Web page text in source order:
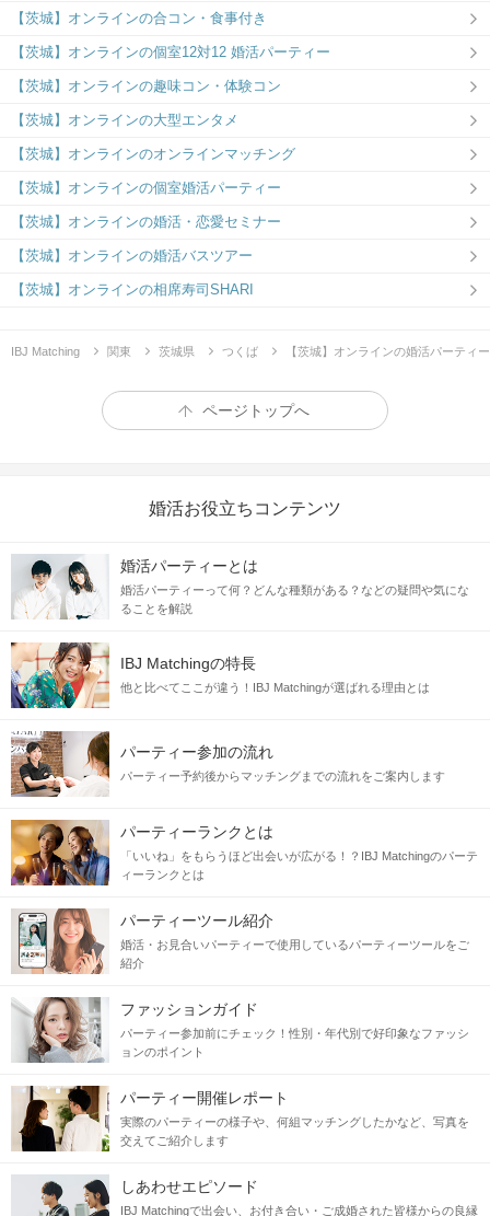
【茨城】オンラインの合コン・食事付き
【茨城】オンラインの個室12対12 婚活パーティー
【茨城】オンラインの趣味コン・体験コン
【茨城】オンラインの大型エンタメ
【茨城】オンラインのオンラインマッチング
【茨城】オンラインの個室婚活パーティー
【茨城】オンラインの婚活・恋愛セミナー
【茨城】オンラインの婚活バスツアー
【茨城】オンラインの相席寿司SHARI
IBJ Matching 関東 茨城県 つくば 【茨城】オンラインの婚活パーティー
ページトップへ
婚活お役立ちコンテンツ
婚活パーティーとは
婚活パーティーって何？どんな種類がある？などの疑問や気にな
ることを解説
IBJ Matchingの特長
他と比べてここが違う！IBJ Matchingが選ばれる理由とは
パーティー参加の流れ
パーティー予約後からマッチングまでの流れをご案内します
パーティーランクとは
「いいね」をもらうほど出会いが広がる！？IBJ Matchingのパーテ
ィーランクとは
パーティーツール紹介
婚活・お見合いパーティーで使用しているパーティーツールをご
紹介
ファッションガイド
パーティー参加前にチェック！性別・年代別で好印象なファッシ
ョンのポイント
パーティー開催レポート
実際のパーティーの様子や、何組マッチングしたかなど、写真を
交えてご紹介します
しあわせエピソード
IBJ Matchingで出会い、お付き合い・ご成婚された皆様からの良縁